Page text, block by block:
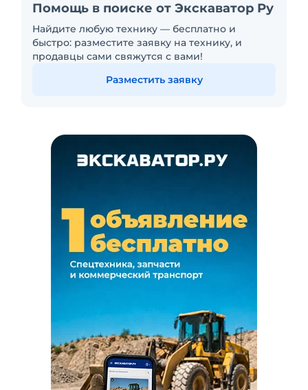
Помощь в поиске от Экскаватор Ру
Найдите любую технику — бесплатно и
быстро: разместите заявку на технику, и
продавцы сами свяжутся с вами!
Разместить заявку